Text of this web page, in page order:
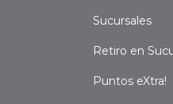
Sucursales
Retiro en
Puntos eXtra!